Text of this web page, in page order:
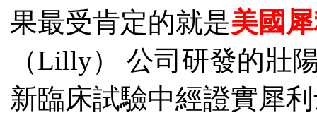
果最受肯定的就是美國
（Lilly） 公司研發的壯
新臨床試驗中經證實犀